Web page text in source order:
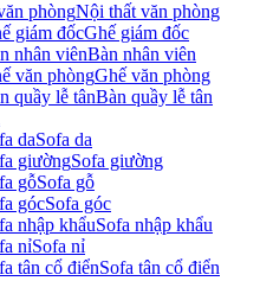
Nội thất văn phòng
Ghế giám đốc
Bàn nhân viên
Ghế văn phòng
Bàn quầy lễ tân
Sofa da
Sofa giường
Sofa gỗ
Sofa góc
Sofa nhập khẩu
Sofa nỉ
Sofa tân cổ điển